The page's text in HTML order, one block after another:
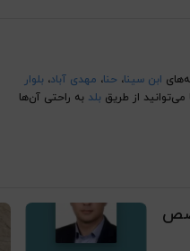
ابن سینا، حنا، مهدی آباد، بلوار
از طریق بلد به راحتی آن‌ها